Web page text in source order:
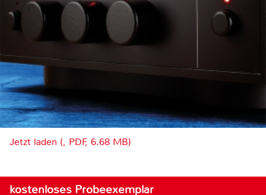
Jetzt laden (, PDF, 6.68 MB)
kostenloses Probeexemplar